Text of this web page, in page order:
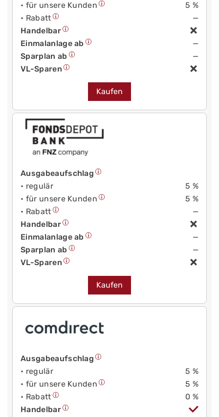
• für unsere Kunden
5 %
• Rabatt
—
Handelbar
Einmalanlage ab
—
Sparplan ab
—
VL-Sparen
Kaufen
Ausgabeaufschlag
• regulär
5 %
• für unsere Kunden
5 %
• Rabatt
—
Handelbar
Einmalanlage ab
—
Sparplan ab
—
VL-Sparen
Kaufen
Ausgabeaufschlag
• regulär
5 %
• für unsere Kunden
5 %
• Rabatt
0 %
Handelbar